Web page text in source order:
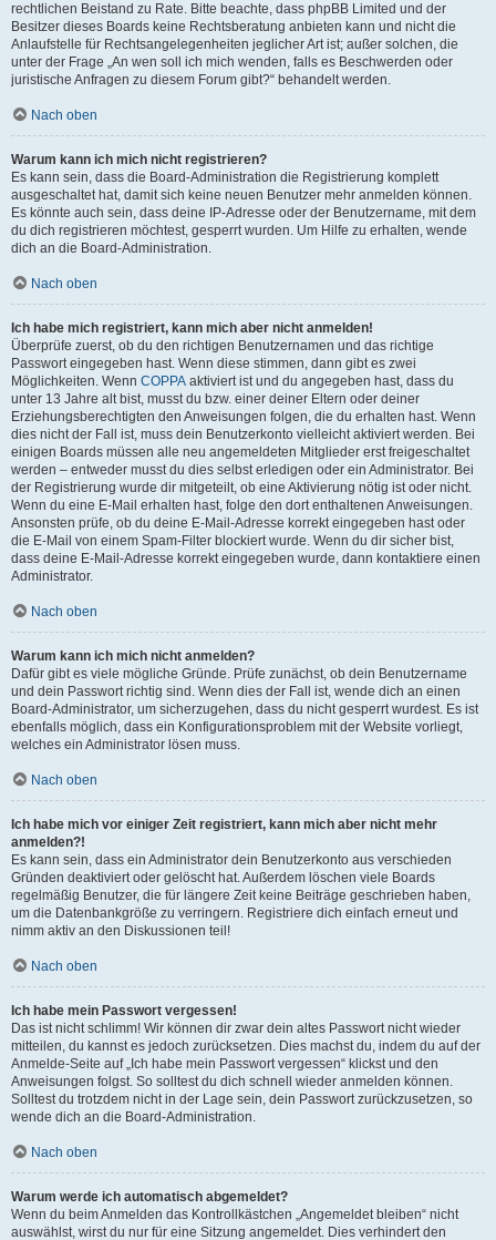
rechtlichen Beistand zu Rate. Bitte beachte, dass phpBB Limited und der
Besitzer dieses Boards keine Rechtsberatung anbieten kann und nicht die
Anlaufstelle für Rechtsangelegenheiten jeglicher Art ist; außer solchen, die
unter der Frage „An wen soll ich mich wenden, falls es Beschwerden oder
juristische Anfragen zu diesem Forum gibt?“ behandelt werden.
Nach oben
Warum kann ich mich nicht registrieren?
Es kann sein, dass die Board-Administration die Registrierung komplett
ausgeschaltet hat, damit sich keine neuen Benutzer mehr anmelden können.
Es könnte auch sein, dass deine IP-Adresse oder der Benutzername, mit dem
du dich registrieren möchtest, gesperrt wurden. Um Hilfe zu erhalten, wende
dich an die Board-Administration.
Nach oben
Ich habe mich registriert, kann mich aber nicht anmelden!
Überprüfe zuerst, ob du den richtigen Benutzernamen und das richtige
Passwort eingegeben hast. Wenn diese stimmen, dann gibt es zwei
Möglichkeiten. Wenn COPPA aktiviert ist und du angegeben hast, dass du
unter 13 Jahre alt bist, musst du bzw. einer deiner Eltern oder deiner
Erziehungsberechtigten den Anweisungen folgen, die du erhalten hast. Wenn
dies nicht der Fall ist, muss dein Benutzerkonto vielleicht aktiviert werden. Bei
einigen Boards müssen alle neu angemeldeten Mitglieder erst freigeschaltet
werden – entweder musst du dies selbst erledigen oder ein Administrator. Bei
der Registrierung wurde dir mitgeteilt, ob eine Aktivierung nötig ist oder nicht.
Wenn du eine E-Mail erhalten hast, folge den dort enthaltenen Anweisungen.
Ansonsten prüfe, ob du deine E-Mail-Adresse korrekt eingegeben hast oder
die E-Mail von einem Spam-Filter blockiert wurde. Wenn du dir sicher bist,
dass deine E-Mail-Adresse korrekt eingegeben wurde, dann kontaktiere einen
Administrator.
Nach oben
Warum kann ich mich nicht anmelden?
Dafür gibt es viele mögliche Gründe. Prüfe zunächst, ob dein Benutzername
und dein Passwort richtig sind. Wenn dies der Fall ist, wende dich an einen
Board-Administrator, um sicherzugehen, dass du nicht gesperrt wurdest. Es ist
ebenfalls möglich, dass ein Konfigurationsproblem mit der Website vorliegt,
welches ein Administrator lösen muss.
Nach oben
Ich habe mich vor einiger Zeit registriert, kann mich aber nicht mehr
anmelden?!
Es kann sein, dass ein Administrator dein Benutzerkonto aus verschieden
Gründen deaktiviert oder gelöscht hat. Außerdem löschen viele Boards
regelmäßig Benutzer, die für längere Zeit keine Beiträge geschrieben haben,
um die Datenbankgröße zu verringern. Registriere dich einfach erneut und
nimm aktiv an den Diskussionen teil!
Nach oben
Ich habe mein Passwort vergessen!
Das ist nicht schlimm! Wir können dir zwar dein altes Passwort nicht wieder
mitteilen, du kannst es jedoch zurücksetzen. Dies machst du, indem du auf der
Anmelde-Seite auf „Ich habe mein Passwort vergessen“ klickst und den
Anweisungen folgst. So solltest du dich schnell wieder anmelden können.
Solltest du trotzdem nicht in der Lage sein, dein Passwort zurückzusetzen, so
wende dich an die Board-Administration.
Nach oben
Warum werde ich automatisch abgemeldet?
Wenn du beim Anmelden das Kontrollkästchen „Angemeldet bleiben“ nicht
auswählst, wirst du nur für eine Sitzung angemeldet. Dies verhindert den